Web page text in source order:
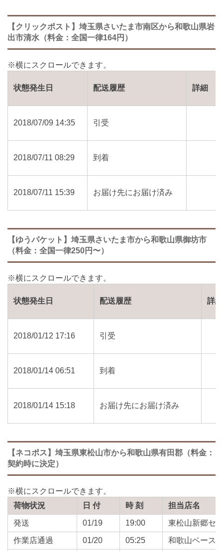
【クリックポスト】埼玉県さいたま市南区から和歌山県岩
出市清水（料金：全国一律164円）
状態発生日 配送履歴 詳細
2018/07/09 14:35 引受
2018/07/11 08:29 到着
2018/07/11 15:39 お届け先にお届け済み
【ゆうパケット】埼玉県さいたま市から和歌山県御坊市
（料金：全国一律250円〜）
状態発生日 配送履歴 詳細
2018/01/12 17:16 引受
2018/01/14 06:51 到着
2018/01/14 15:18 お届け先にお届け済み
【ネコポス】埼玉県東松山市から和歌山県有田郡（料金：
契約時に決定）
荷物状況 日 付 時 刻 担当店名
発送 01/19 19:00 東松山新郷セ
作業店通過 01/20 05:25 和歌山ベース